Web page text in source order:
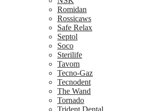
Romidan
Rossicaws
Safe Relax
Septol
Soco
Sterilife
Tavom
Tecno-Gaz
Tecnodent
The Wand
Tornado
Trident Dental